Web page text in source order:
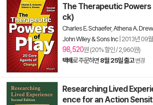
The Therapeutic Powers
ck)
Charles E. Schaefer,Athena A.
John Wiley & Sons Inc| 2013년 09월
98,520원 (20% 할인 / 2,960원)
택배로 주문하면 8월 25일 출고 변경
Researching Lived
ence for an Action